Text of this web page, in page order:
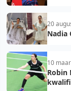
20
Nadia
10
Robin